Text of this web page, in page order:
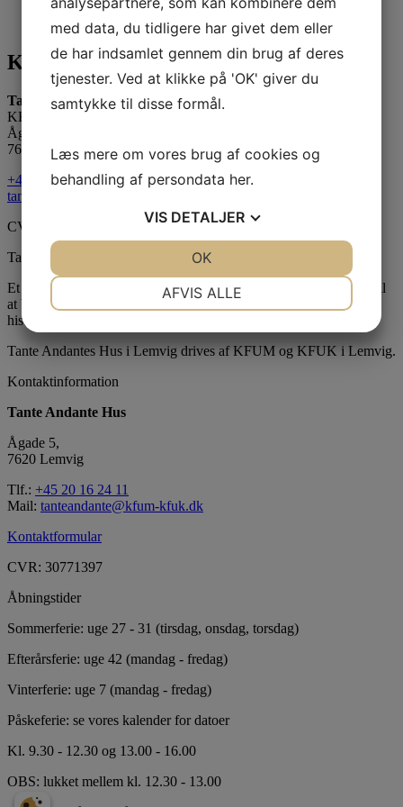
Kontakt os
Tante Andante Hus
KFUM og KFUK i Lemvig
Ågade 5
7620 Lemvig
+45 20 16 24 11
tanteandante@kfum-kfuk.dk
CVR: 30771397
Tante Andantes hus
Et skægt og rart sted for børn i følge med voksne. Bliv udfordret til
at bruge fantasien, lege, synge, danse, male, opfinde eller fortælle
historier.
Tante Andantes Hus i Lemvig drives af KFUM og KFUK i Lemvig.
Kontaktinformation
Tante Andante Hus
Ågade 5,
7620 Lemvig
Tlf.: +45 20 16 24 11
Mail: tanteandante@kfum-kfuk.dk
Kontaktformular
CVR: 30771397
Åbningstider
Sommerferie: uge 27 - 31 (tirsdag, onsdag, torsdag)
Efterårsferie: uge 42 (mandag - fredag)
Vinterferie: uge 7 (mandag - fredag)
Påskeferie: se vores kalender for datoer
Kl. 9.30 - 12.30 og 13.00 - 16.00
OBS: lukket mellem kl. 12.30 - 13.00
med data, du tidligere har givet dem eller
de har indsamlet gennem din brug af deres
tjenester. Ved at klikke på 'OK' giver du
samtykke til disse formål.
Læs mere om vores brug af cookies og
behandling af persondata her.
VIS DETALJER
MARKETING STATISTIK
AFVIS ALLE
OK